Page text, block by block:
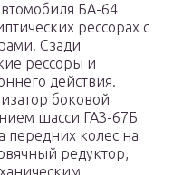
БА-64
рессорах с
Сзади
рессоры и
действия.
боковой
шасси ГАЗ-67Б
передних колес на
редуктор,